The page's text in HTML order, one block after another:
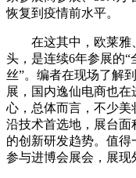
恢复到疫情前水平。
在这其中，欧莱雅
头，是连续6年参展的“
丝”。编者在现场了解
展，国内逸仙电商也
心，总体而言，不少
沿技术首选地，展台
的创新研发趋势。 值得
参与进博会展会，展现